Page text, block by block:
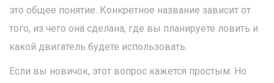
это общее понятие. Конкретное название зависит от
того, из чего она сделана, где вы планируете ловить и
какой двигатель будете использовать.
Если вы новичок, этот вопрос кажется простым. Но